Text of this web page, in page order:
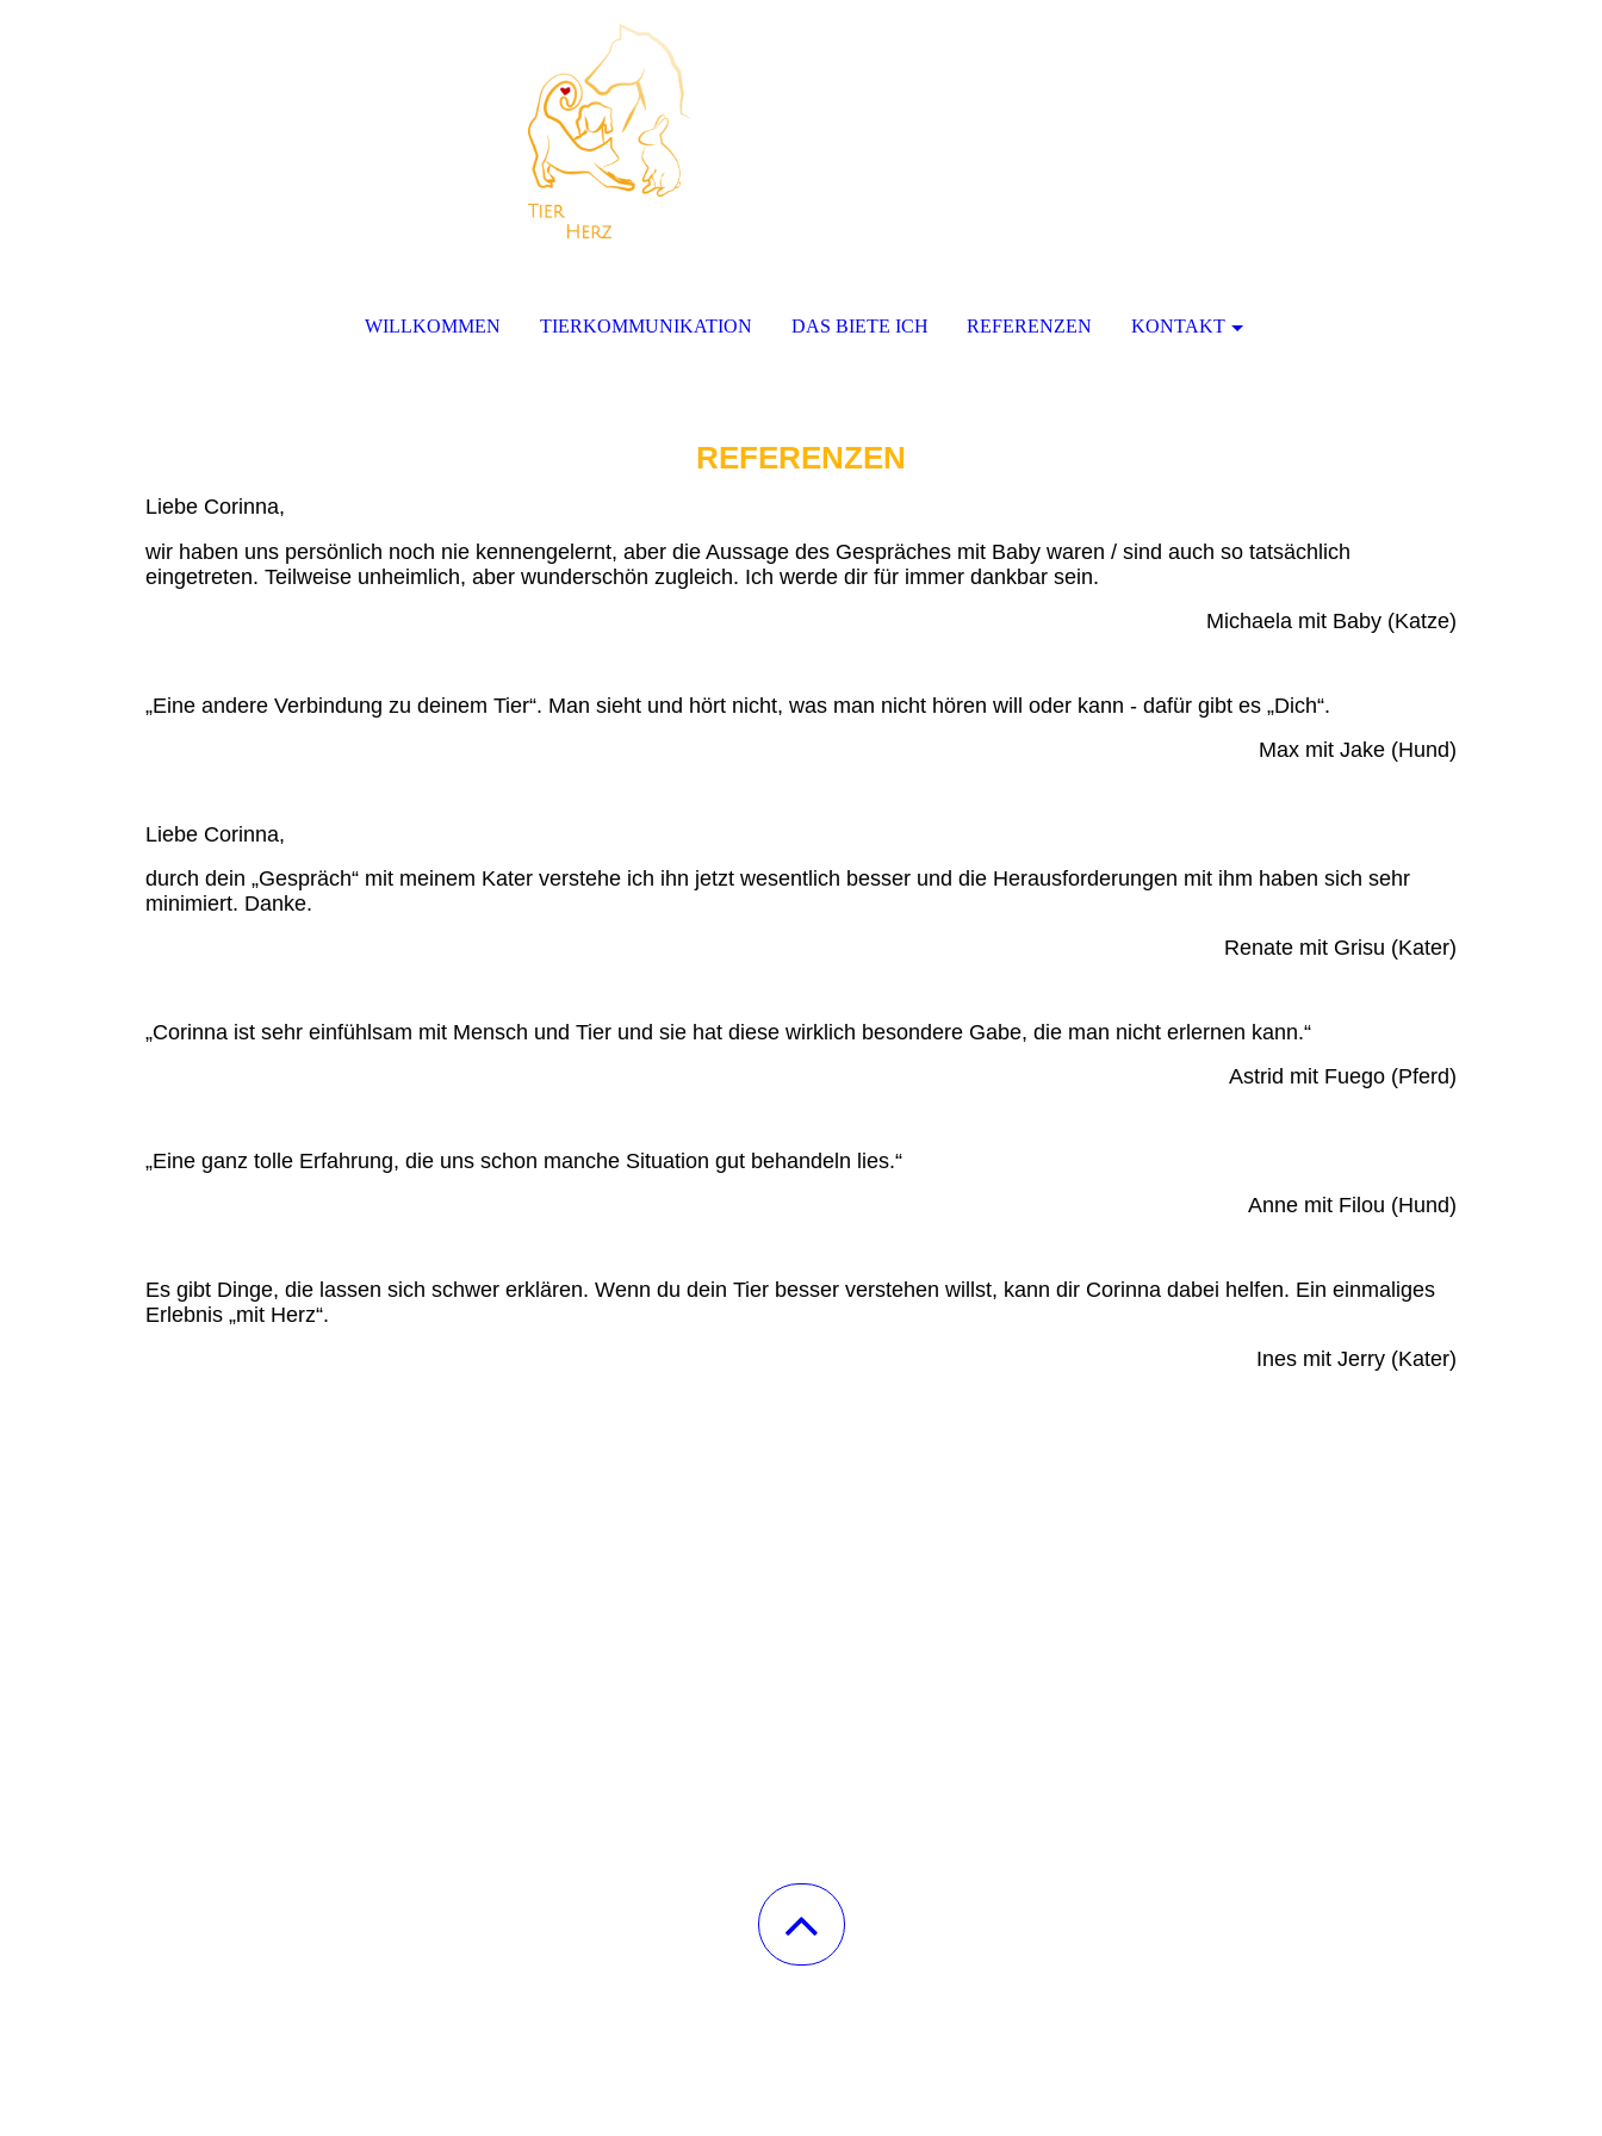
WILLKOMMEN TIERKOMMUNIKATION DAS BIETE ICH REFERENZEN KONTAKT
REFERENZEN
Liebe Corinna,
wir haben uns persönlich noch nie kennengelernt, aber die Aussage des Gespräches mit Baby waren / sind auch so tatsächlich
eingetreten. Teilweise unheimlich, aber wunderschön zugleich. Ich werde dir für immer dankbar sein.
Michaela mit Baby (Katze)
„Eine andere Verbindung zu deinem Tier“. Man sieht und hört nicht, was man nicht hören will oder kann - dafür gibt es „Dich“.
Max mit Jake (Hund)
Liebe Corinna,
durch dein „Gespräch“ mit meinem Kater verstehe ich ihn jetzt wesentlich besser und die Herausforderungen mit ihm haben sich sehr
minimiert. Danke.
Renate mit Grisu (Kater)
„Corinna ist sehr einfühlsam mit Mensch und Tier und sie hat diese wirklich besondere Gabe, die man nicht erlernen kann.“
Astrid mit Fuego (Pferd)
„Eine ganz tolle Erfahrung, die uns schon manche Situation gut behandeln lies.“
Anne mit Filou (Hund)
Es gibt Dinge, die lassen sich schwer erklären. Wenn du dein Tier besser verstehen willst, kann dir Corinna dabei helfen. Ein einmaliges
Erlebnis „mit Herz“.
Ines mit Jerry (Kater)